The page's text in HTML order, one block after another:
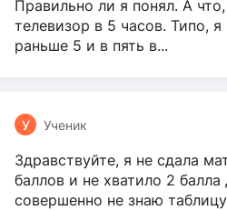
Правильно ли я понял. А
телевизор в 5 часов. Типо,
раньше 5 и в пять в...
У Ученик
Здравствуйте, я не сдала
баллов и не хватило 2
совершенно не знаю